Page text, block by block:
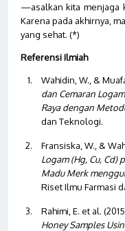
—asalkan kita menjaga
Karena pada akhirnya,
yang sehat. (*)
Referensi Ilmiah
Wahidin, W., &
dan Cemaran
Raya dengan
dan Teknologi.
Fransiska, W., &
Logam (Hg, Cu, Cd)
Madu Merk
Riset Ilmu Farmasi
Rahimi, E. et al.
Honey Samples